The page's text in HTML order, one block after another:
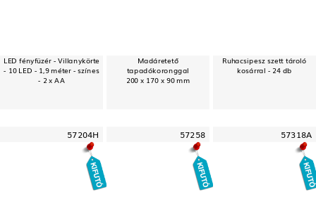
LED fényfüzér - Villanykörte
- 10 LED - 1,9 méter - színes
- 2 x AA
Madáretető
tapadókoronggal
200 x 170 x 90 mm
Ruhacsipesz szett tároló
kosárral - 24 db
57204H 57258 57318A